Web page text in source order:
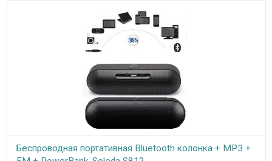
видео съемки, живых трансляций в социальных сетях, детальной
съемки, дополнительного освещения.
Беспроводная портативная Bluetooth колонка + MP3 +